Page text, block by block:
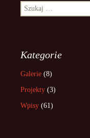
Szukaj:
Kategorie
Galerie (8)
Projekty (3)
Wpisy (61)